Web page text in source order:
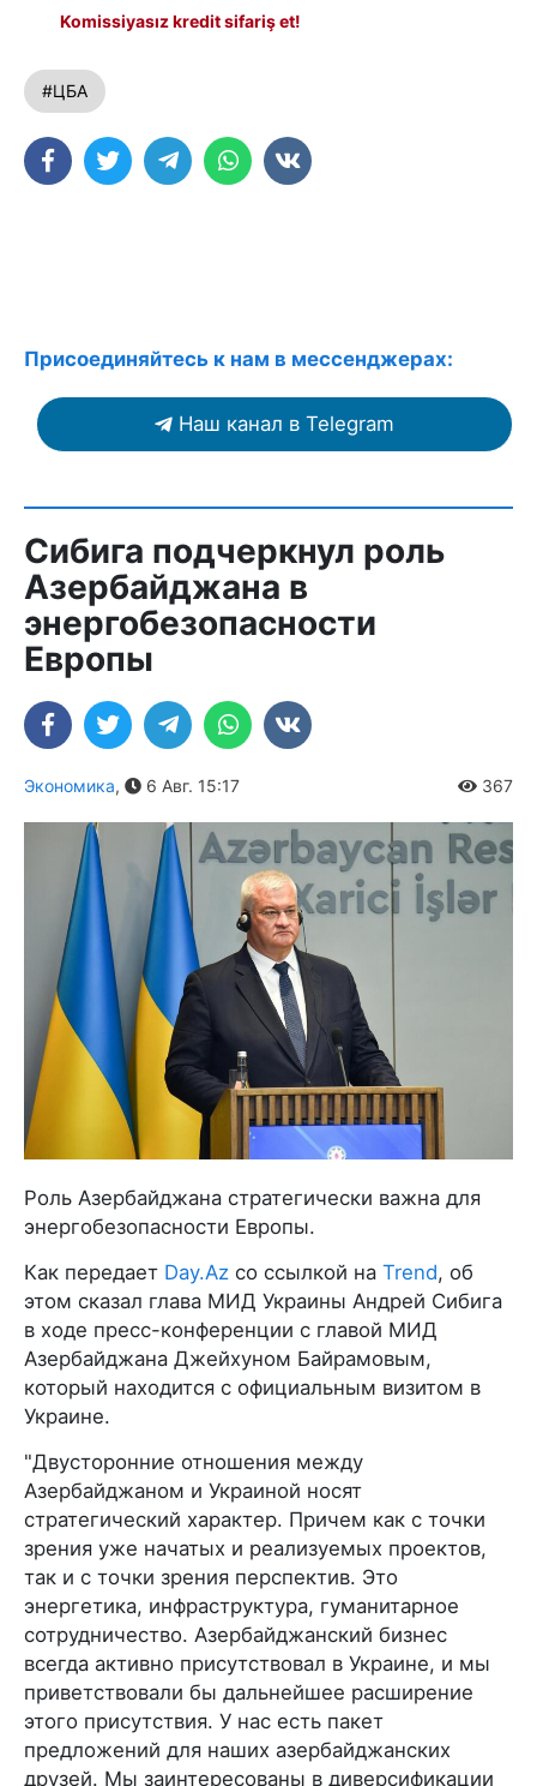
Komissiyasız kredit sifariş et!
#ЦБА
Присоединяйтесь к нам в мессенджерах:
Наш канал в Telegram
Сибига подчеркнул роль
Азербайджана в
энергобезопасности
Европы
Экономика, 6 Авг. 15:17 367
Роль Азербайджана стратегически важна для
энергобезопасности Европы.
Как передает Day.Az со ссылкой на Trend, об
этом сказал глава МИД Украины Андрей Сибига
в ходе пресс-конференции с главой МИД
Азербайджана Джейхуном Байрамовым,
который находится с официальным визитом в
Украине.
"Двусторонние отношения между
Азербайджаном и Украиной носят
стратегический характер. Причем как с точки
зрения уже начатых и реализуемых проектов,
так и с точки зрения перспектив. Это
энергетика, инфраструктура, гуманитарное
сотрудничество. Азербайджанский бизнес
всегда активно присутствовал в Украине, и мы
приветствовали бы дальнейшее расширение
этого присутствия. У нас есть пакет
предложений для наших азербайджанских
друзей. Мы заинтересованы в диверсификации